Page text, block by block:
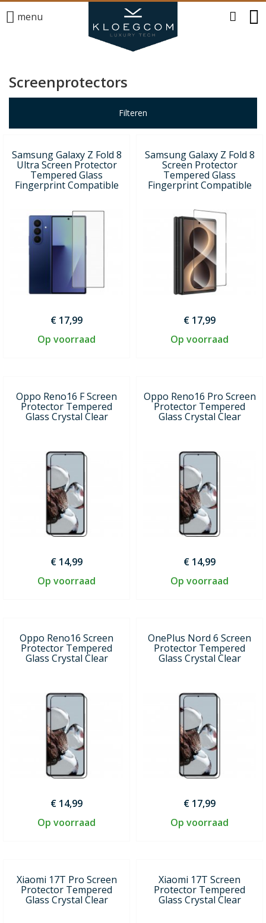
menu
Screenprotectors
Filteren
Samsung Galaxy Z Fold 8
Ultra Screen Protector
Tempered Glass
Fingerprint Compatible
€ 17,99
Op voorraad
Samsung Galaxy Z Fold 8
Screen Protector
Tempered Glass
Fingerprint Compatible
€ 17,99
Op voorraad
Oppo Reno16 F Screen
Protector Tempered
Glass Crystal Clear
€ 14,99
Op voorraad
Oppo Reno16 Pro Screen
Protector Tempered
Glass Crystal Clear
€ 14,99
Op voorraad
Oppo Reno16 Screen
Protector Tempered
Glass Crystal Clear
€ 14,99
Op voorraad
OnePlus Nord 6 Screen
Protector Tempered
Glass Crystal Clear
€ 17,99
Op voorraad
Xiaomi 17T Pro Screen
Protector Tempered
Glass Crystal Clear
Xiaomi 17T Screen
Protector Tempered
Glass Crystal Clear